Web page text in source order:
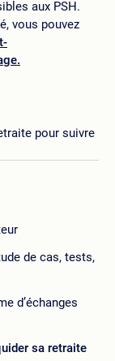
aux PSH.
vous pouvez
pour suivre
de cas, tests,
d’échanges
sa retraite